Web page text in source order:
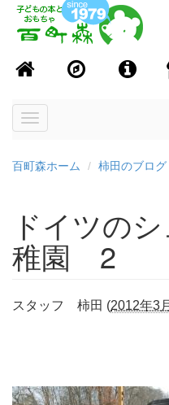
Toggle
百町森ホーム 柿田のブログ
ドイツの
稚園 2
スタッフ 柿田 (2012年3